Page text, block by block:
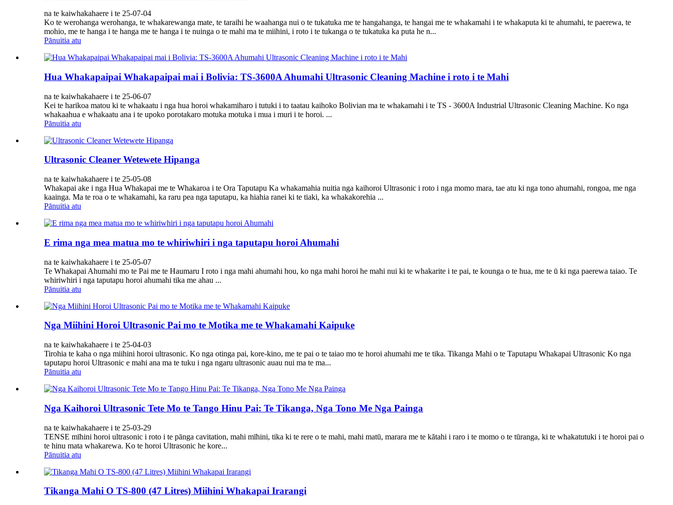
na te kaiwhakahaere i te 25-07-04
Ko te werohanga werohanga, te whakarewanga mate, te taraihi he waahanga nui o te tukatuka me te hangahanga, te hangai me te whakamahi i te whakaputa ki te ahumahi, te paerewa, te
mohio, me te hanga i te hanga me te hanga i te nuinga o te mahi ma te miihini, i roto i te tukanga o te tukatuka ka puta he n...
Pānuitia atu
Hua Whakapaipai Whakapaipai mai i Bolivia: TS-3600A Ahumahi Ultrasonic Cleaning Machine i roto i te Mahi
na te kaiwhakahaere i te 25-06-07
Kei te harikoa matou ki te whakaatu i nga hua horoi whakamiharo i tutuki i to taatau kaihoko Bolivian ma te whakamahi i te TS - 3600A Industrial Ultrasonic Cleaning Machine. Ko nga
whakaahua e whakaatu ana i te upoko porotakaro motuka motuka i mua i muri i te horoi. ...
Pānuitia atu
Ultrasonic Cleaner Wetewete Hipanga
na te kaiwhakahaere i te 25-05-08
Whakapai ake i nga Hua Whakapai me te Whakaroa i te Ora Taputapu Ka whakamahia nuitia nga kaihoroi Ultrasonic i roto i nga momo mara, tae atu ki nga tono ahumahi, rongoa, me nga
kaainga. Ma te roa o te whakamahi, ka raru pea nga taputapu, ka hiahia ranei ki te tiaki, ka whakakorehia ...
Pānuitia atu
E rima nga mea matua mo te whiriwhiri i nga taputapu horoi Ahumahi
na te kaiwhakahaere i te 25-05-07
Te Whakapai Ahumahi mo te Pai me te Haumaru I roto i nga mahi ahumahi hou, ko nga mahi horoi he mahi nui ki te whakarite i te pai, te kounga o te hua, me te ū ki nga paerewa taiao. Te
whiriwhiri i nga taputapu horoi ahumahi tika me ahau ...
Pānuitia atu
Nga Miihini Horoi Ultrasonic Pai mo te Motika me te Whakamahi Kaipuke
na te kaiwhakahaere i te 25-04-03
Tirohia te kaha o nga miihini horoi ultrasonic. Ko nga otinga pai, kore-kino, me te pai o te taiao mo te horoi ahumahi me te tika. Tikanga Mahi o te Taputapu Whakapai Ultrasonic Ko nga
taputapu horoi Ultrasonic e mahi ana ma te tuku i nga ngaru ultrasonic auau nui ma te ma...
Pānuitia atu
Nga Kaihoroi Ultrasonic Tete Mo te Tango Hinu Pai: Te Tikanga, Nga Tono Me Nga Painga
na te kaiwhakahaere i te 25-03-29
TENSE mīhini horoi ultrasonic i roto i te pānga cavitation, mahi mīhini, tika ki te rere o te mahi, mahi matū, marara me te kătahi i raro i te momo o te tūranga, ki te whakatutuki i te horoi pai o
te hinu mata whakarewa. Ko te horoi Ultrasonic he kore...
Pānuitia atu
Tikanga Mahi O TS-800 (47 Litres) Miihini Whakapai Irarangi